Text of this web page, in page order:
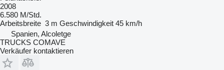
2008
6.580 M/Std.
Arbeitsbreite 3 m Geschwindigkeit 45 km/h
Spanien, Alcoletge
TRUCKS COMAVE
Verkäufer kontaktieren